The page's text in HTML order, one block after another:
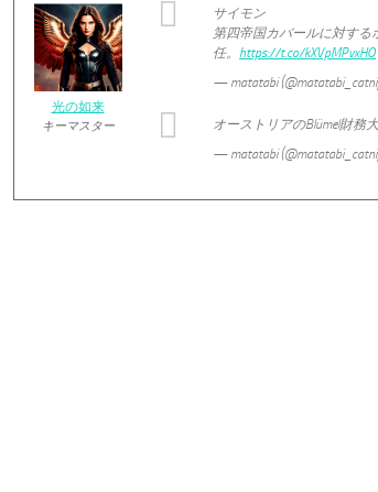
光の如来
キーマスター
サイモン
第四帝国カバールに対す
任。 https://t.co/kXVpMPvxHO
— matatabi
オーストリアのBlümel財務
— matatabi